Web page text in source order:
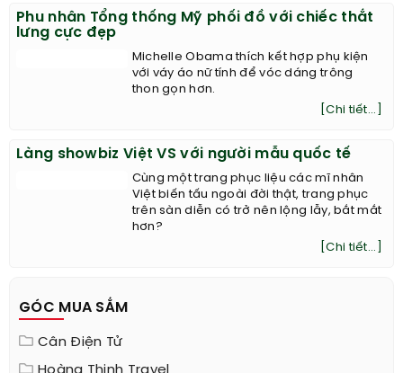
Phu nhân Tổng thống Mỹ phối đồ với chiếc thắt
lưng cực đẹp
Michelle Obama thích kết hợp phụ kiện
với váy áo nữ tính để vóc dáng trông
thon gọn hơn.
[Chi tiết...]
Làng showbiz Việt VS với người mẫu quốc tế
Cùng một trang phục liệu các mĩ nhân
Việt biến tấu ngoài đời thật, trang phục
trên sàn diễn có trở nên lộng lẫy, bắt mắt
hơn?
[Chi tiết...]